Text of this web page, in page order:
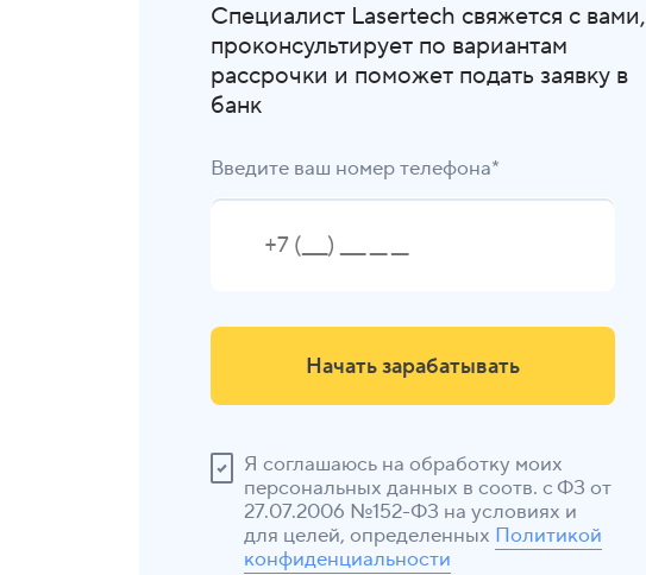
Специалист Lasertech свяжется с вами,
проконсультирует по вариантам
рассрочки и поможет подать заявку в
банк
Введите ваш номер телефона*
Начать зарабатывать
Я соглашаюсь на обработку моих
персональных данных в соотв. с ФЗ от
27.07.2006 №152-ФЗ на условиях и
для целей, определенных Политикой
конфиденциальности